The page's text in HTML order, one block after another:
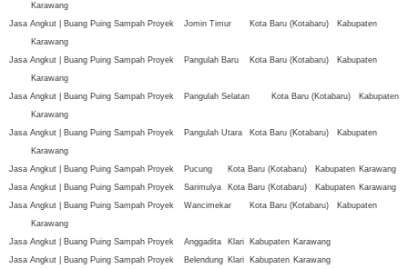
Karawang
Jasa Angkut | Buang Puing Sampah Proyek
Jomin Timur Kota Baru (Kotabaru)
Kabupaten
Karawang
Jasa Angkut | Buang Puing Sampah Proyek
Pangulah Baru Kota Baru (Kotabaru)
Kabupaten
Karawang
Jasa Angkut | Buang Puing Sampah Proyek
Pangulah Selatan Kota Baru (Kotabaru)
Kabupaten
Karawang
Jasa Angkut | Buang Puing Sampah Proyek
Pangulah Utara Kota Baru (Kotabaru)
Kabupaten
Karawang
Jasa Angkut | Buang Puing Sampah Proyek
Pucung Kota Baru (Kotabaru) Kabupaten Karawang
Jasa Angkut | Buang Puing Sampah Proyek
Sarimulya Kota Baru (Kotabaru) Kabupaten Karawang
Jasa Angkut | Buang Puing Sampah Proyek
Wancimekar Kota Baru (Kotabaru)
Kabupaten
Karawang
Jasa Angkut | Buang Puing Sampah Proyek
Anggadita Klari Kabupaten Karawang
Jasa Angkut | Buang Puing Sampah Proyek
Belendung Klari Kabupaten Karawang